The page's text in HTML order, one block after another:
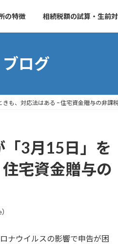
の特徴 相続税額の試算・生前
ブログ
も、対応法はある ｰ 住宅資金贈与の非課
3月15日」を
宅資金贈与の
ナウイルスの影響で申告が困